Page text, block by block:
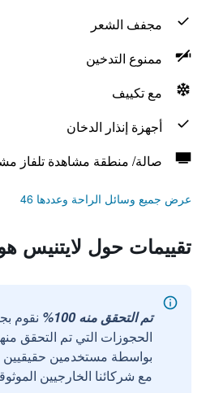
مجفف الشعر
ممنوع التدخين
مع تكييف
أجهزة إنذار الدخان
صالة/ منطقة مشاهدة تلفاز
عرض جميع وسائل الراحة وعددها 46
تقييمات حول لايتنيس
تم التحقق منه 100%
نقوم
الحجوزات التي تم التحقق
مع شركائنا الخارجيين